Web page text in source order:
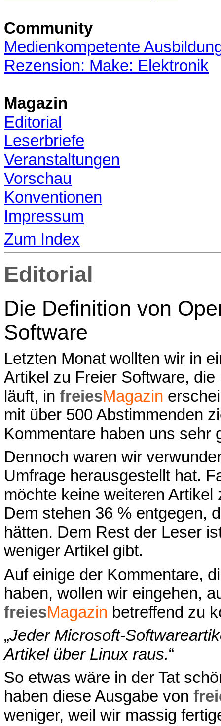
Community
Medienkompetente
Rezension: Make: Elektronik
Magazin
Editorial
Leserbriefe
Veranstaltungen
Vorschau
Konventionen
Impressum
Zum Index
Editorial
Die Definition von
Software
Letzten Monat wollten wir in
Artikel zu Freier Software,
läuft, in freiesMagazin
mit über 500 Abstimmenden
Kommentare haben uns sehr
Dennoch waren wir
Umfrage herausgestellt hat.
möchte keine weiteren
Dem stehen 36 % entgegen,
hätten. Dem Rest der Leser
weniger Artikel gibt.
Auf einige der Kommentare,
haben, wollen wir eingehen,
freiesMagazin betreffend zu
„Jeder Microsoft-
Artikel über Linux raus.“
So etwas wäre in der Tat
haben diese Ausgabe von
weniger, weil wir massig